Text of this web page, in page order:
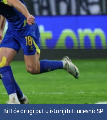
BiH će drugi put u istoriji biti učesnik SP